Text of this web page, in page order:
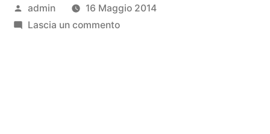
Pubblicato
da
admin
16 Maggio 2014
Lascia un commentosu